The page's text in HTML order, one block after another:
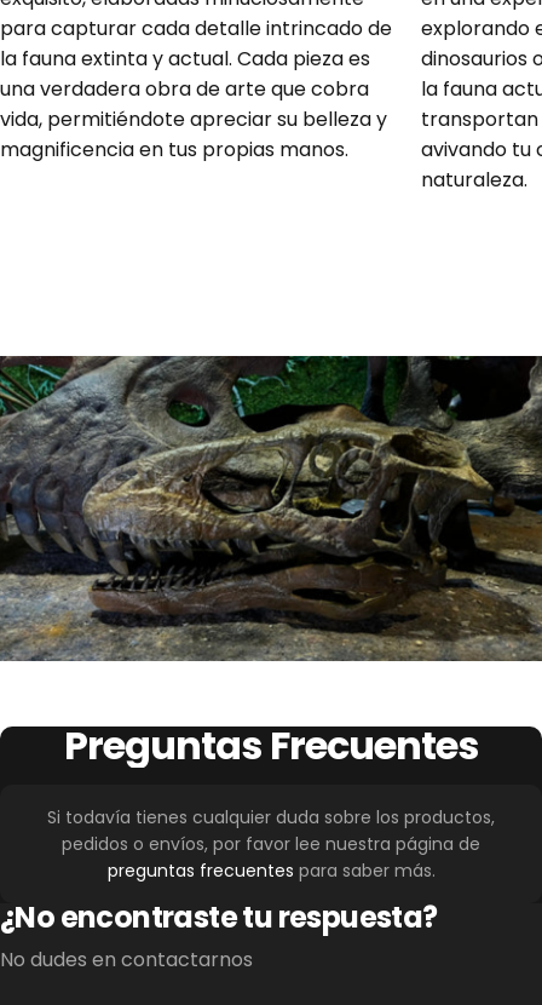
customer service isreally amazing. They'll do
custom scales too!
Orlando Felicini
eccellente
eccellente
Rene Kindlimann
Nice specimen
Nice specimen, would liketo have it again in a
larger scale !as Onchopristis
08/06/2026
Rene Kindlimann
Nice specimen, would liketo have it again in a
larger scale!
08/06/2026
Rene Kindlimann
para capturar cada detalle intrincado de
la fauna extinta y actual. Cada pieza es
una verdadera obra de arte que cobra
vida, permitiéndote apreciar su belleza y
magnificencia en tus propias manos.
explorando
dinosaurios
la fauna
transportan
avivando tu
naturaleza.
modelo hace unas horas. Está bien
detalles cuidados.
— Ralf, Alemania
PreguntasFrecuentes
Si todavía tienes cualquier duda sobre los productos,
pedidos o envíos, por favor lee nuestra página de
preguntas frecuentes para saber más.
¿No encontraste tu respuesta?
No dudes en contactarnos